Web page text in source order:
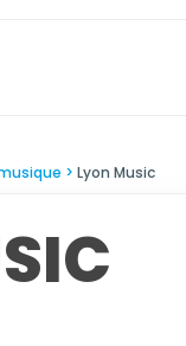
Lyon Music